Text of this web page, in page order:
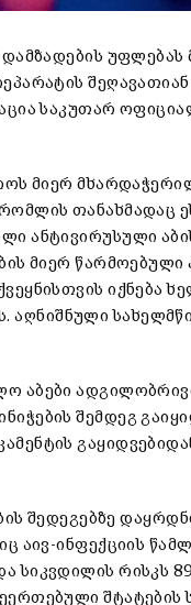
უფლებას
საკუთარ
მიერ
თანახმადაც
ანტივირუსული
მიერ წარმოებული
იქნება
აბები
შემდეგ
შედეგებზე
აივ-ინფექციის
სიკვდილის რისკს
შტატების